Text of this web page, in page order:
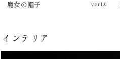
魔女の帽子 ver1.0
インテリア